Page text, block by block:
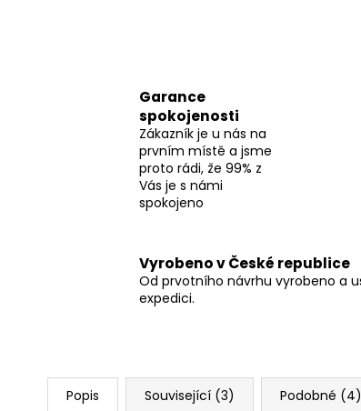
Garance
spokojenosti
Zákazník je u nás na
prvním místě a jsme
proto rádi, že 99% z
Vás je s námi
spokojeno
Vyrobeno v České republice
Od prvotního návrhu vyrobeno a
expedici.
Popis Související (3) Podobné (4)